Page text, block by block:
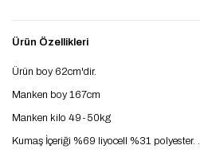
Ürün Özellikleri
Ürün boy 62cm'dir.
Manken boy 167cm
Manken kilo 49-50kg
Kumaş İçeriği %69 liyocell %31 polyester. .